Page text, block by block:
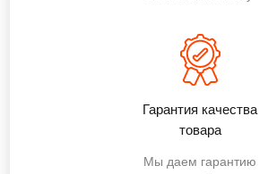
Гарантия качества
товара
Мы даем гарантию